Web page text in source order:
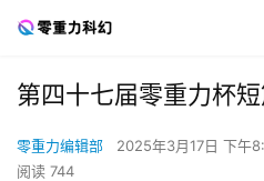
第四十七届零重力杯
零重力编辑部 2025年3月17日 下午
阅读 744